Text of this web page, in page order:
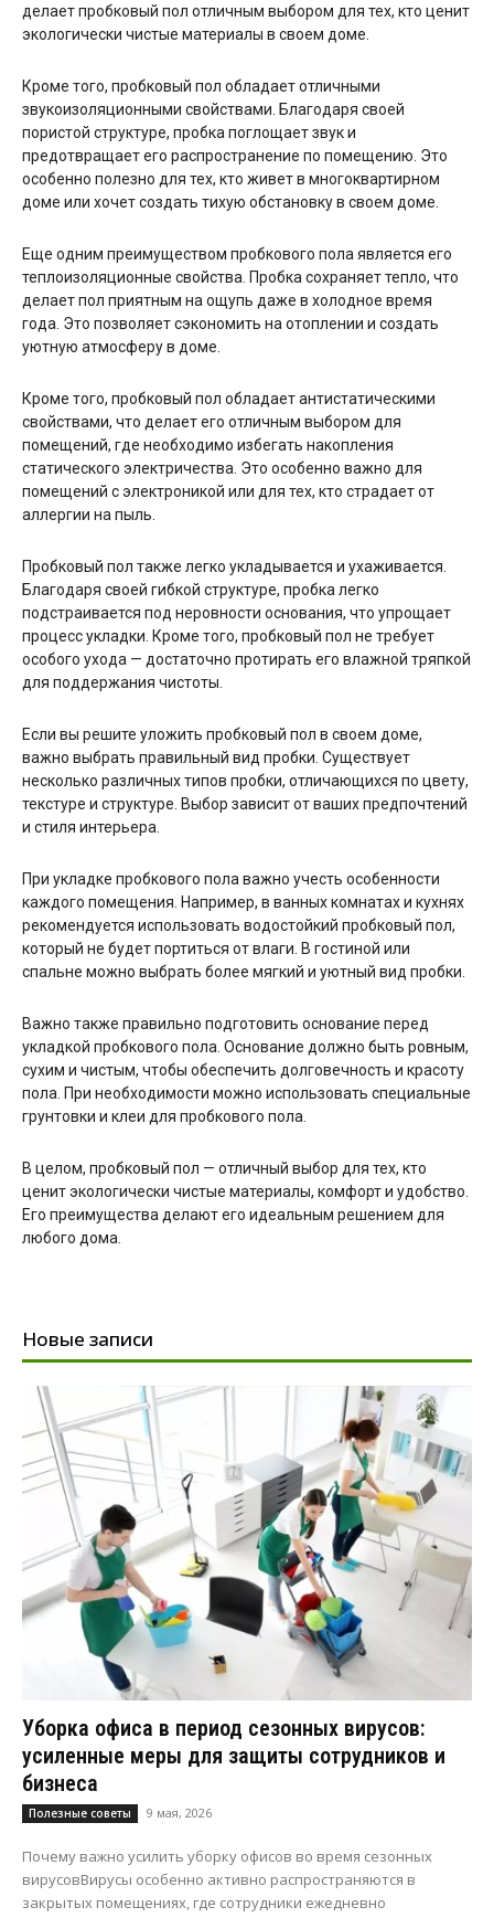
делает пробковый пол отличным выбором для тех, кто ценит
экологически чистые материалы в своем доме.
Кроме того, пробковый пол обладает отличными
звукоизоляционными свойствами. Благодаря своей
пористой структуре, пробка поглощает звук и
предотвращает его распространение по помещению. Это
особенно полезно для тех, кто живет в многоквартирном
доме или хочет создать тихую обстановку в своем доме.
Еще одним преимуществом пробкового пола является его
теплоизоляционные свойства. Пробка сохраняет тепло, что
делает пол приятным на ощупь даже в холодное время
года. Это позволяет сэкономить на отоплении и создать
уютную атмосферу в доме.
Кроме того, пробковый пол обладает антистатическими
свойствами, что делает его отличным выбором для
помещений, где необходимо избегать накопления
статического электричества. Это особенно важно для
помещений с электроникой или для тех, кто страдает от
аллергии на пыль.
Пробковый пол также легко укладывается и ухаживается.
Благодаря своей гибкой структуре, пробка легко
подстраивается под неровности основания, что упрощает
процесс укладки. Кроме того, пробковый пол не требует
особого ухода — достаточно протирать его влажной тряпкой
для поддержания чистоты.
Если вы решите уложить пробковый пол в своем доме,
важно выбрать правильный вид пробки. Существует
несколько различных типов пробки, отличающихся по цвету,
текстуре и структуре. Выбор зависит от ваших предпочтений
и стиля интерьера.
При укладке пробкового пола важно учесть особенности
каждого помещения. Например, в ванных комнатах и кухнях
рекомендуется использовать водостойкий пробковый пол,
который не будет портиться от влаги. В гостиной или
спальне можно выбрать более мягкий и уютный вид пробки.
Важно также правильно подготовить основание перед
укладкой пробкового пола. Основание должно быть ровным,
сухим и чистым, чтобы обеспечить долговечность и красоту
пола. При необходимости можно использовать специальные
грунтовки и клеи для пробкового пола.
В целом, пробковый пол — отличный выбор для тех, кто
ценит экологически чистые материалы, комфорт и удобство.
Его преимущества делают его идеальным решением для
любого дома.
Новые записи
Уборка офиса в период сезонных вирусов:
усиленные меры для защиты сотрудников и
бизнеса
Полезные советы 9 мая, 2026
Почему важно усилить уборку офисов во время сезонных
вирусовВирусы особенно активно распространяются в
закрытых помещениях, где сотрудники ежедневно